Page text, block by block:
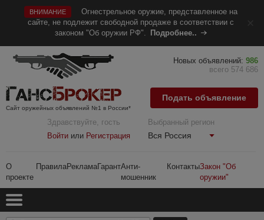
ВНИМАНИЕ
Огнестрельное оружие, представленное на
сайте, не подлежит свободной продаже в соответствии с
законом "Об оружии РФ".
Подробнее..
Сайт оружейных объявлений №1 в России*
Здравствуйте, гость
Войти или Регистрация
Выбранный регион
Вся Россия
О
проекте
ПравилаРекламаГарантАнти-
мошенник
КонтактыЗакон "Об
оружии"
Новых объявлений: 986
всего 574 686
Подать объявление